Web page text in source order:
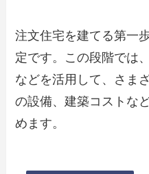
注文住宅を建てる第一
定です。この段階では
などを活用して、さま
の設備、建築コストな
めます。